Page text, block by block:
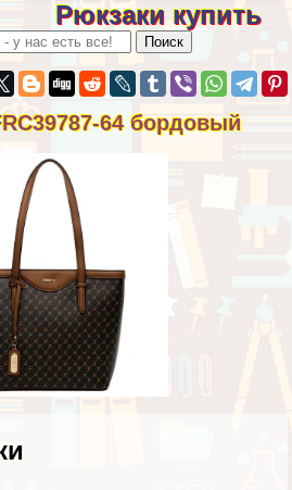
Рюкзаки купить
64 бордовый